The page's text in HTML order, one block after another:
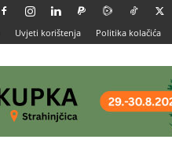
Uvjeti korištenja Politika kolačića